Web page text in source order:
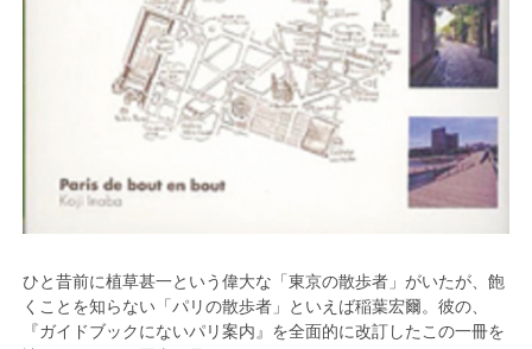
ひと昔前に植草甚一という偉大な「東京の散歩者」がいたが、飽
くことを知らない「パリの散歩者」といえば稲葉宏爾。彼の、
『ガイドブックにないパリ案内』を全面的に改訂したこの一冊を